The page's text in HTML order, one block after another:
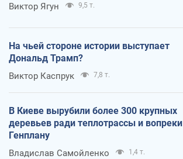
Виктор Ягун 9,5 т.
На чьей стороне истории выступает
Дональд Трамп?
Виктор Каспрук 7,8 т.
В Киеве вырубили более 300 крупных
деревьев ради теплотрассы и вопреки
Генплану
Владислав Самойленко 1,4 т.